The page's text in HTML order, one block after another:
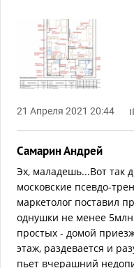
21 Апреля 2021 20:44
Самарин Андрей
Эх, маладешь...Вот так
московские псевдо-
маркетолог поставил
однушки не менее
простых - домой
этаж, раздевается и
пьет вчерашний